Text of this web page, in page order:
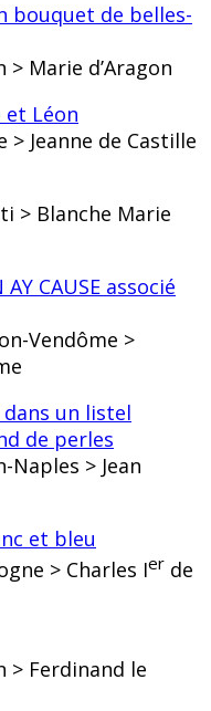
bouquet de belles-
> Marie d’Aragon
et Léon
> Jeanne de Castille
> Blanche Marie
CAUSE associé
Vendôme >
dans un listel
de perles
Naples > Jean
et bleu
> Charles Ier de
> Ferdinand le